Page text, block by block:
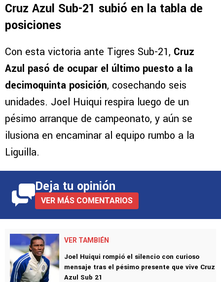
Cruz Azul Sub-21 subió en la tabla de
posiciones
Con esta victoria ante Tigres Sub-21, Cruz
Azul pasó de ocupar el último puesto a la
decimoquinta posición, cosechando seis
unidades. Joel Huiqui respira luego de un
pésimo arranque de campeonato, y aún se
ilusiona en encaminar al equipo rumbo a la
Liguilla.
Deja tu opinión
VER MÁS COMENTARIOS
VER TAMBIÉN
Joel Huiqui rompió el silencio con curioso
mensaje tras el pésimo presente que vive Cruz
Azul Sub 21